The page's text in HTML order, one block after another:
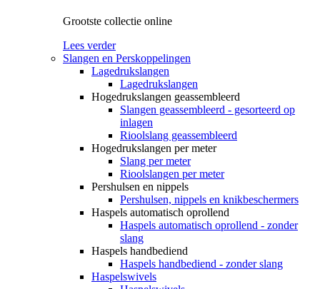
Grootste collectie online
Lees verder
Slangen en Perskoppelingen
Lagedrukslangen
Lagedrukslangen
Hogedrukslangen geassembleerd
Slangen geassembleerd - gesorteerd op
inlagen
Rioolslang geassembleerd
Hogedrukslangen per meter
Slang per meter
Rioolslangen per meter
Pershulsen en nippels
Pershulsen, nippels en knikbeschermers
Haspels automatisch oprollend
Haspels automatisch oprollend - zonder
slang
Haspels handbediend
Haspels handbediend - zonder slang
Haspelswivels